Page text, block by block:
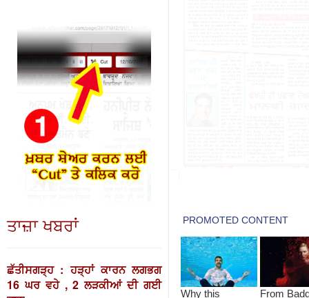
ਤਾਜ਼ਾ ਖਬਰਾਂ
ਛੱਤੀਸਗੜ੍ਹ : ਹੜ੍ਹਾਂ ਕਾਰਨ ਲਗਭਗ
16 ਘਰ ਵਹੇ , 2 ਲੜਕੀਆਂ ਦੀ ਗਈ